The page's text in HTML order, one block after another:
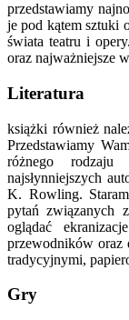
przedstawiamy
je pod kątem sztuki
świata teatru i
oraz najważniejsze
Literatura
książki również
Przedstawiamy
różnego rodzaju
najsłynniejszych
K. Rowling.
pytań związanych
oglądać
przewodników oraz
tradycyjnymi,
Gry